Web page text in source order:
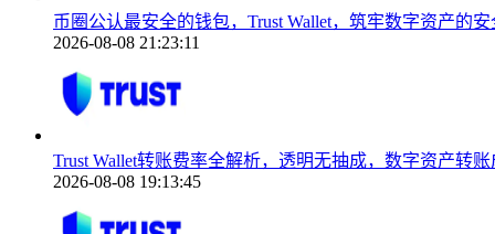
币圈公认最安全的钱包，Trust Wallet，筑牢数字资产的安
2026-08-08 21:23:11
Trust Wallet转账费率全解析，透明无抽成，数字资产转
2026-08-08 19:13:45